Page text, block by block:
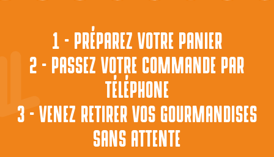
1 - PRÉPAREZ VOTRE PANIER
2 - PASSEZ VOTRE COMMANDE PAR
TÉLÉPHONE
3 - VENEZ RETIRER VOS GOURMANDISES
SANS ATTENTE